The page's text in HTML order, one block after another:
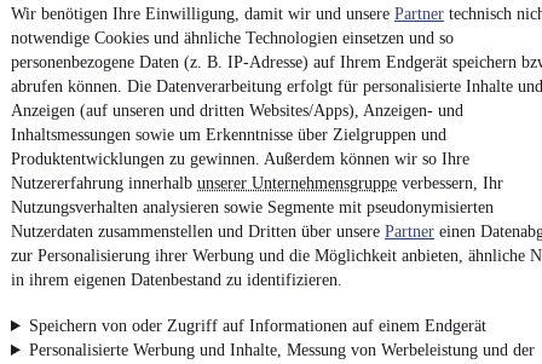
Wir benötigen Ihre Einwilligung, damit wir und unsere Partner technisch
notwendige Cookies und ähnliche Technologien einsetzen und so
personenbezogene Daten (z. B. IP-Adresse) auf Ihrem Endgerät speichern
abrufen können. Die Datenverarbeitung erfolgt für personalisierte Inhalte und
Anzeigen (auf unseren und dritten Websites/Apps), Anzeigen- und
Inhaltsmessungen sowie um Erkenntnisse über Zielgruppen und
Produktentwicklungen zu gewinnen. Außerdem können wir so Ihre
Nutzererfahrung innerhalb unserer Unternehmensgruppe verbessern, Ihr
Nutzungsverhalten analysieren sowie Segmente mit pseudonymisierten
Nutzerdaten zusammenstellen und Dritten über unsere Partner einen
zur Personalisierung ihrer Werbung und die Möglichkeit anbieten, ähnliche
in ihrem eigenen Datenbestand zu identifizieren.
Speichern von oder Zugriff auf Informationen auf einem Endgerät
Personalisierte Werbung und Inhalte, Messung von Werbeleistung und der
4.6 Sterne
Nutze mobile.de schnell und einfach
App installieren
Impressum
AGB
Vertrag widerrufen
Datenschutz
Datenschutzeinstellungen